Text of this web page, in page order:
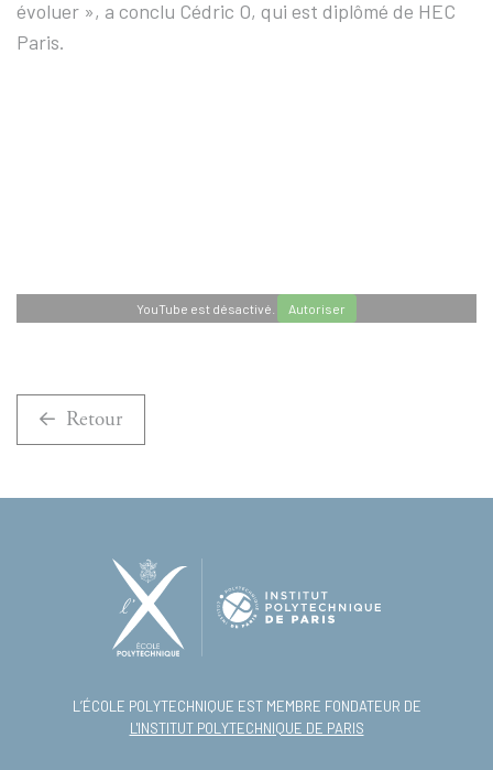
évoluer », a conclu Cédric O, qui est diplômé de HEC
Paris.
YouTube est désactivé. Autoriser
Retour
L’ÉCOLE POLYTECHNIQUE EST MEMBRE FONDATEUR DE
L'INSTITUT POLYTECHNIQUE DE PARIS